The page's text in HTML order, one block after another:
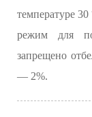
температуре 30
режим для
запрещено
— 2%.